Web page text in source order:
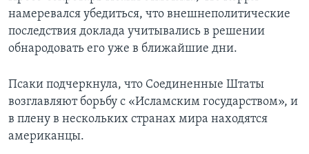
намеревался убедиться, что внешнеполитические
последствия доклада учитывались в решении
обнародовать его уже в ближайшие дни.
Псаки подчеркнула, что Соединенные Штаты
возглавляют борьбу с «Исламским государством», и
в плену в нескольких странах мира находятся
американцы.